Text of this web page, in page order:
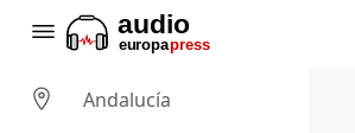
Andalucía